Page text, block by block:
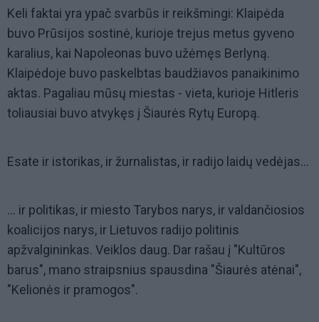
Keli faktai yra ypač svarbūs ir reikšmingi: Klaipėda
buvo Prūsijos sostinė, kurioje trejus metus gyveno
karalius, kai Napoleonas buvo užėmęs Berlyną.
Klaipėdoje buvo paskelbtas baudžiavos panaikinimo
aktas. Pagaliau mūsų miestas - vieta, kurioje Hitleris
toliausiai buvo atvykęs į Šiaurės Rytų Europą.
Esate ir istorikas, ir žurnalistas, ir radijo laidų vedėjas...
... ir politikas, ir miesto Tarybos narys, ir valdančiosios
koalicijos narys, ir Lietuvos radijo politinis
apžvalgininkas. Veiklos daug. Dar rašau į "Kultūros
barus", mano straipsnius spausdina "Šiaurės atėnai",
"Kelionės ir pramogos".